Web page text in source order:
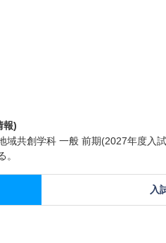
報)
共創学科 一般 前期(2027年度入
入